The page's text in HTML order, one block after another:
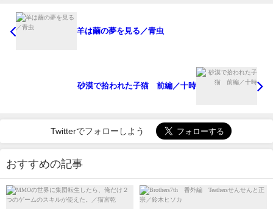
羊は繭の夢を見る／青虫
砂漠で拾われた子猫 前編／十時
Twitterでフォローしよう
おすすめの記事